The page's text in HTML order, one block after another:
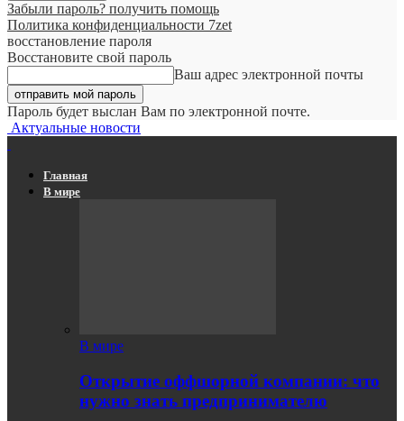
Забыли пароль? получить помощь
Политика конфиденциальности 7zet
восстановление пароля
Восстановите свой пароль
Ваш адрес электронной почты
Пароль будет выслан Вам по электронной почте.
Актуальные новости
Главная
В мире
В мире
Открытие оффшорной компании: что
нужно знать предпринимателю